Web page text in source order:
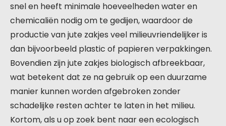
snel en heeft minimale hoeveelheden water en
chemicaliën nodig om te gedijen, waardoor de
productie van jute zakjes veel milieuvriendelijker is
dan bijvoorbeeld plastic of papieren verpakkingen.
Bovendien zijn jute zakjes biologisch afbreekbaar,
wat betekent dat ze na gebruik op een duurzame
manier kunnen worden afgebroken zonder
schadelijke resten achter te laten in het milieu.
Kortom, als u op zoek bent naar een ecologisch